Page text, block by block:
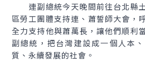
連副總統今天晚間前往台北縣
區勞工團體支持連、蕭誓師大會，
全力支持他與蕭萬長，讓他們順利
副總統，把台灣建設成一個人本
質、永續發展的社會。